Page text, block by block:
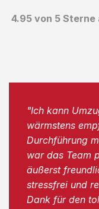
4.95 von 5
"Ich kann
wärmstens
Durchführung
war das Team
äußerst
stressfrei und
Dank für den